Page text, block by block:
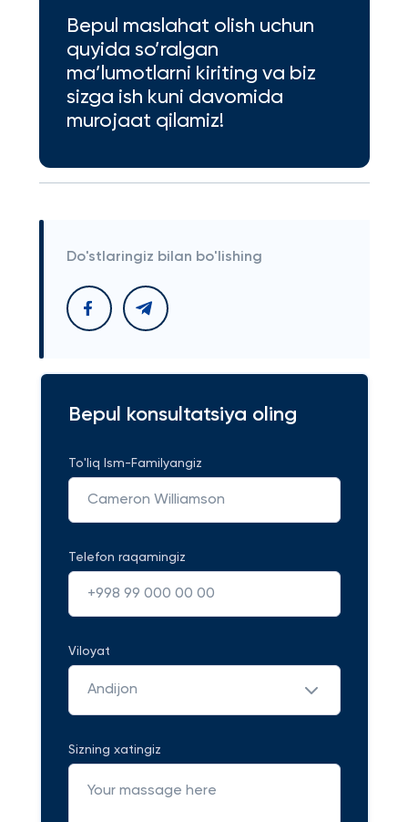
Bepul maslahat olish uchun
quyida so’ralgan
ma’lumotlarni kiriting va biz
sizga ish kuni davomida
murojaat qilamiz!
Do'stlaringiz bilan bo'lishing
Bepul konsultatsiya oling
To'liq Ism-Familyangiz
Telefon raqamingiz
Viloyat
Andijon
Sizning xatingiz